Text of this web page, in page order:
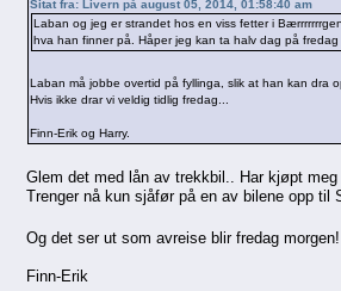
Sitat fra: Livern på august 05, 2014, 01:58:40 am
Laban og jeg er strandet hos en viss fetter i
hva han finner på. Håper jeg kan ta halv dag på
Laban må jobbe overtid på fyllinga, slik at han kan dra
Hvis ikke drar vi veldig tidlig fredag...
Finn-Erik og Harry.
Glem det med lån av trekkbil.. Har kjøpt
Trenger nå kun sjåfør på en av bilene opp til
Og det ser ut som avreise blir fredag
Finn-Erik